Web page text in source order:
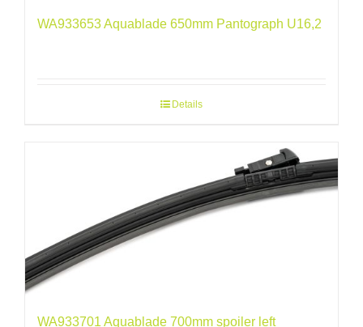
WA933653 Aquablade 650mm Pantograph U16,2
Details
WA933701 Aquablade 700mm spoiler left